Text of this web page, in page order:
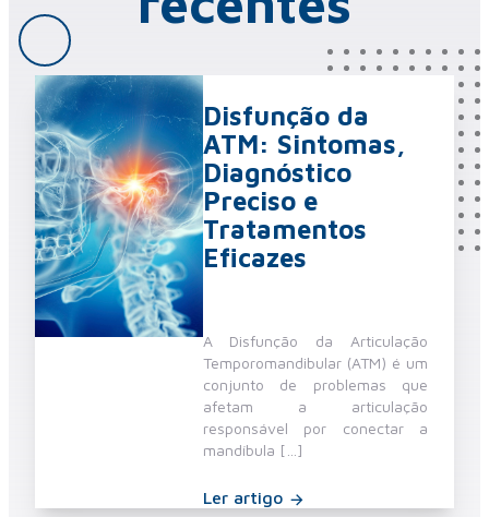
Disfunção da
ATM: Sintomas,
Diagnóstico
Preciso e
Tratamentos
Eficazes
A Disfunção da Articulação
Temporomandibular (ATM) é um
conjunto de problemas que
afetam a articulação
responsável por conectar a
mandíbula […]
Ler artigo